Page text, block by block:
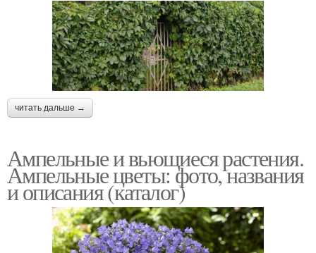
читать дальше →
Ампельные и вьющиеся растения.
Ампельные цветы: фото, названия
и описания (каталог)